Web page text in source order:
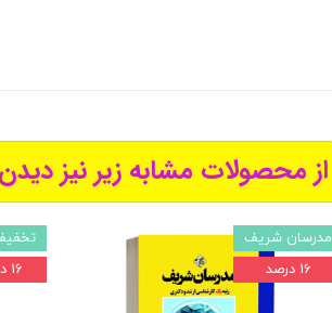
۱۶ درصد
مدرسان شریف
۱۶ درصد
از محصولات مشابه زیر نیز